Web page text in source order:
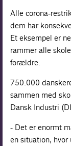
Alle corona-
dem har
Et eksempel er
rammer alle
forældre.
750.000
sammen med
Dansk Industri
- Det er enormt
en situation, hvor